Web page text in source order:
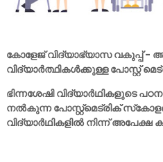
കോളേജ് വിദ്യാഭ്യാസ വകുപ്പ് -
വിദ്യാർത്ഥികൾക്കുള്ള പോസ്റ്റ്
ഭിന്നശേഷി വിദ്യാർഥികളുടെ
നൽകുന്ന പോസ്റ്റ്‌മെട്രിക്
വിദ്യാർഥികളിൽ നിന്ന് അപേക്ഷ